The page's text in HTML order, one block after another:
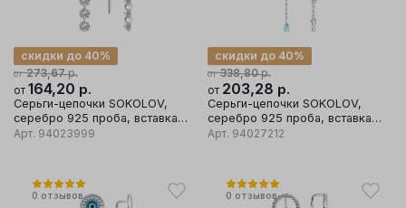
от 273,67р.
скидки до 40%
от 164,20 р.
Серьги-цепочки SOKOLOV,
серебро 925 проба, вставка
фианит
Арт. 94023999
от 338,80р.
скидки до 40%
от 203,28 р.
Серьги-цепочки SOKOLOV,
серебро 925 проба, вставка
фианит
Арт. 94027212
0 отзывов 0 отзывов